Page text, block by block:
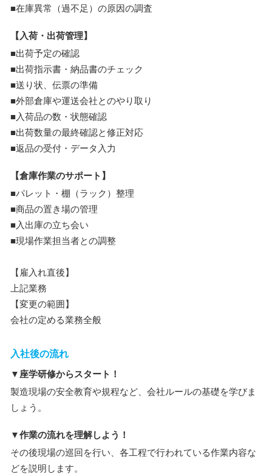
■在庫異常（過不足）の原因の調査
【入荷・出荷管理】
■出荷予定の確認
■出荷指示書・納品書のチェック
■送り状、伝票の準備
■外部倉庫や運送会社とのやり取り
■入荷品の数・状態確認
■出荷数量の最終確認と修正対応
■返品の受付・データ入力
【倉庫作業のサポート】
■パレット・棚（ラック）整理
■商品の置き場の管理
■入出庫の立ち会い
■現場作業担当者との調整
【雇入れ直後】
上記業務
【変更の範囲】
会社の定める業務全般
入社後の流れ
▼座学研修からスタート！
製造現場の安全教育や規程など、会社ルールの基礎を学びま
しょう。
▼作業の流れを理解しよう！
その後現場の巡回を行い、各工程で行われている作業内容な
どを説明します。